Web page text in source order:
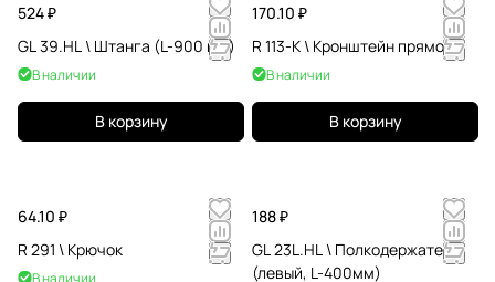
524 ₽
GL 39.HL \ Штанга (L-900 мм)
В наличии
В корзину
170.10 ₽
R 113-K \ Кронштейн прямой
В наличии
В корзину
64.10 ₽
R 291 \ Крючок
В наличии
188 ₽
GL 23L.HL \ Полкодержатель
(левый, L-400мм)